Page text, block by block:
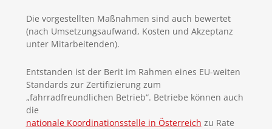
Die vorgestellten Maßnahmen sind auch bewertet
(nach Umsetzungsaufwand, Kosten und Akzeptanz
unter Mitarbeitenden).
Entstanden ist der Berit im Rahmen eines EU-weiten
Standards zur Zertifizierung zum
„fahrradfreundlichen Betrieb“. Betriebe können auch
die
nationale Koordinationsstelle in Österreich zu Rate